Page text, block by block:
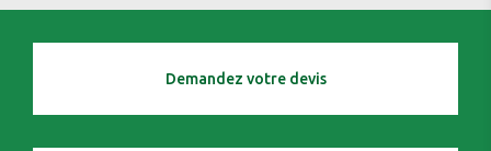
Demandez votre devis